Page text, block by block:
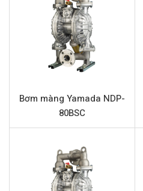
Vận chuyển chất lỏng có
một cách hiệu quả, hạn
Tuổi thọ cao, giảm thiểu
phụ tùng.
THÔNG SỐ
Bơm
Bơm màng Yamada NDP-
80BSC